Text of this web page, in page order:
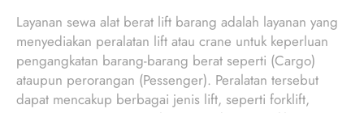
Layanan sewa alat berat lift barang adalah layanan yang
menyediakan peralatan lift atau crane untuk keperluan
pengangkatan barang-barang berat seperti (Cargo)
ataupun perorangan (Pessenger). Peralatan tersebut
dapat mencakup berbagai jenis lift, seperti forklift,